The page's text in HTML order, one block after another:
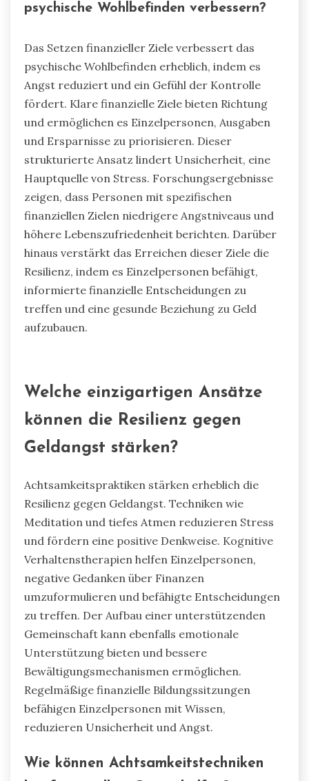
Jede App unterstützt befähigte finanzielle
Zusammenhang mit Geldmanagement zu
lindern.
Wie können finanzielle Ziele das
psychische Wohlbefinden verbessern?
Das Setzen finanzieller Ziele verbessert das
psychische Wohlbefinden erheblich, indem es
Angst reduziert und ein Gefühl der Kontrolle
fördert. Klare finanzielle Ziele bieten Richtung
und ermöglichen es Einzelpersonen, Ausgaben
und Ersparnisse zu priorisieren. Dieser
strukturierte Ansatz lindert Unsicherheit, eine
Hauptquelle von Stress. Forschungsergebnisse
zeigen, dass Personen mit spezifischen
Resilienz, indem es Einzelpersonen befähigt,
informierte finanzielle Entscheidungen zu
treffen und eine gesunde Beziehung zu Geld
aufzubauen.
Welche einzigartigen Ansätze
können die Resilienz gegen
Geldangst stärken?
Achtsamkeitspraktiken stärken erheblich die
Meditation und tiefes Atmen reduzieren Stress